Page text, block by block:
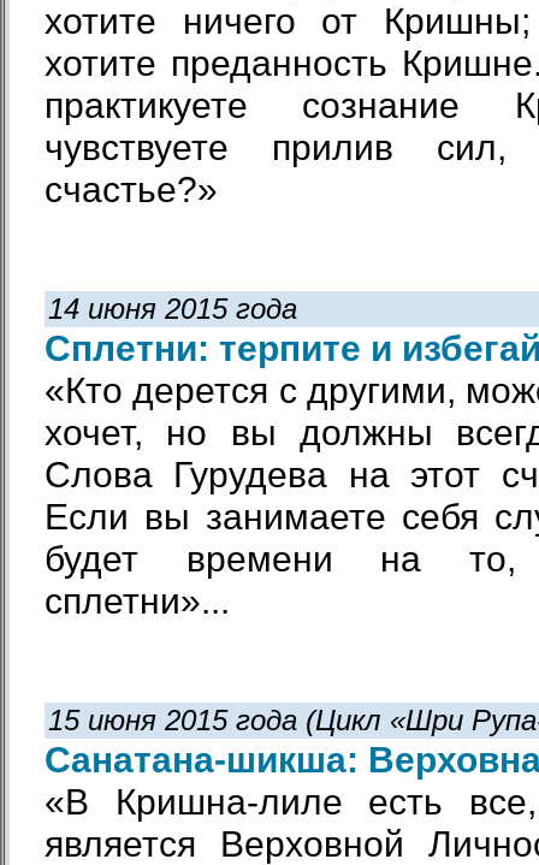
хотите ничего от
хотите преданность
практикуете
чувствуете прилив
счастье?»
14 июня 2015 года
Сплетни: терпите и
«Кто дерется с другими,
хочет, но вы должны
Слова Гурудева на этот
Если вы занимаете себя
будет времени на то,
сплетни»...
15 июня 2015 года (Цикл «Шри
Санатана-шикша:
«В Кришна-лиле есть
является Верховной